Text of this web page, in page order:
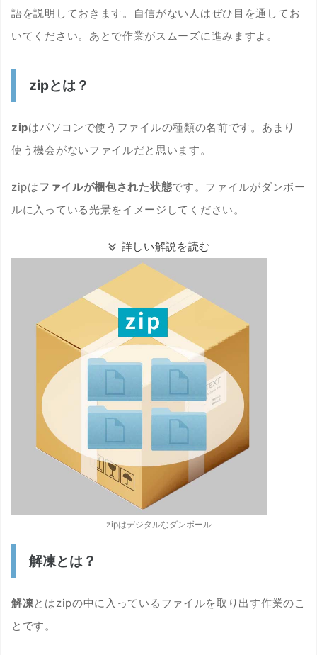
語を説明しておきます。自信がない人はぜひ目を通してお
いてください。あとで作業がスムーズに進みますよ。
zipとは？
zipはパソコンで使うファイルの種類の名前です。あまり
使う機会がないファイルだと思います。
zipはファイルが梱包された状態です。ファイルがダンボー
ルに入っている光景をイメージしてください。
詳しい解説を読む
zipはデジタルなダンボール
解凍とは？
解凍とはzipの中に入っているファイルを取り出す作業のこ
とです。